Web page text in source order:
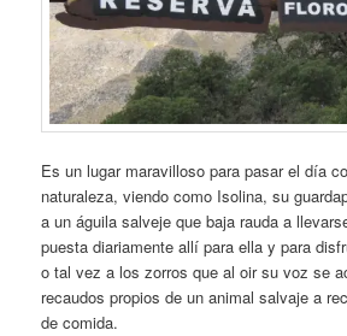
Es un lugar maravilloso para pasar el día
naturaleza, viendo como Isolina, su
a un águila salveje que baja rauda a
puesta diariamente allí para ella y para
o tal vez a los zorros que al oir su voz se
recaudos propios de un animal salvaje a
de comida.